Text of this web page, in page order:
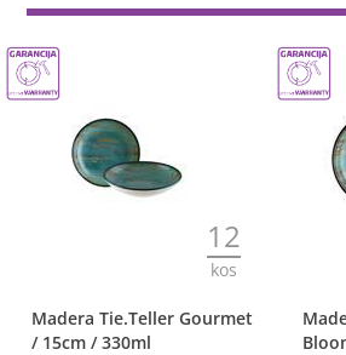
12
kos
Madera Tie.Teller Gourmet
/ 15cm / 330ml